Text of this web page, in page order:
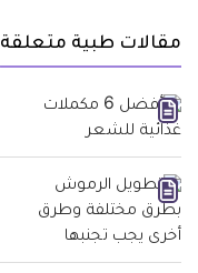
مقالات طبية متعلقة